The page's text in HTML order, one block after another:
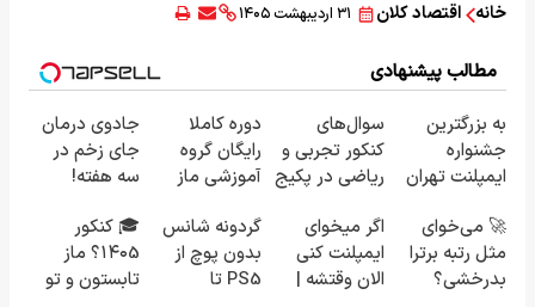
خانه اقتصاد کلان ۳۱ اردیبهشت ۱۴۰۵
مطالب پیشنهادی
به بزرگترین
جشنواره
ایمپلنت تهران
| فقط ۲۵
میلیون !
سوال‌های
کنکور تجربی و
ریاضی در پکیج
دوره کاملا
رایگان گروه
آموزشی ماز
ثبت نام کن)
جادوی درمان
جای زخم در
سه هفته!
رایگان صحبت
کنید)
🚀 می‌خوای
مثل رتبه برترا
بدرخشی؟
اگر میخوای
ایمپلنت کنی
الان وقتشه |
گردونه شانس
بدون پوچ از
PS5 تا
🎓 کنکور
۱۴۰5؟ ماز
تابستون و تو